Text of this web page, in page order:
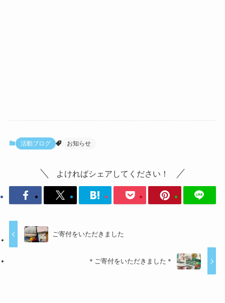
活動ブログ お知らせ
よければシェアしてください！
ご寄付をいただきました
＊ご寄付をいただきました＊